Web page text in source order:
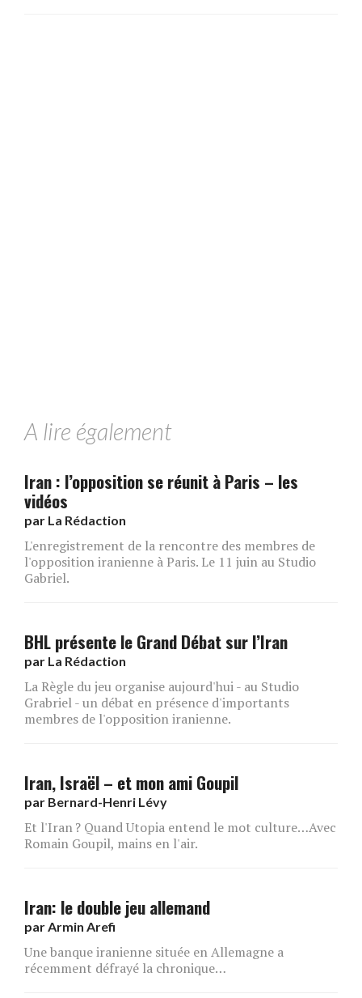
A lire également
Iran : l’opposition se réunit à Paris – les
vidéos
par La Rédaction
L'enregistrement de la rencontre des membres de
l'opposition iranienne à Paris. Le 11 juin au Studio
Gabriel.
BHL présente le Grand Débat sur l’Iran
par La Rédaction
La Règle du jeu organise aujourd'hui - au Studio
Grabriel - un débat en présence d'importants
membres de l'opposition iranienne.
Iran, Israël – et mon ami Goupil
par Bernard-Henri Lévy
Et l'Iran ? Quand Utopia entend le mot culture…Avec
Romain Goupil, mains en l'air.
Iran: le double jeu allemand
par Armin Arefi
Une banque iranienne située en Allemagne a
récemment défrayé la chronique…